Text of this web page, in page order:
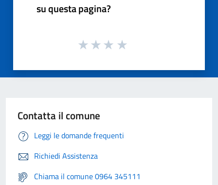
su questa pagina?
Contatta il comune
Leggi le domande frequenti
Richiedi Assistenza
Chiama il comune 0964 345111